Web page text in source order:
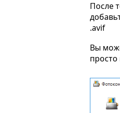
После
.avif
Вы
просто